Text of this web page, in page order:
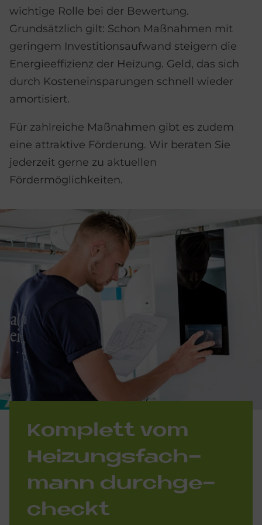
wichtige Rolle bei der Bewertung.
Grundsätzlich gilt: Schon Maßnahmen mit
geringem Investitionsaufwand steigern die
Energieeffizienz der Heizung. Geld, das sich
durch Kosteneinsparungen schnell wieder
amortisiert.
Für zahlreiche Maßnahmen gibt es zudem
eine attraktive Förderung. Wir beraten Sie
jederzeit gerne zu aktuellen
Fördermöglichkeiten.
Kom­ple­tt vom
Hei­zungs­fach­
mann durch­ge­
checkt